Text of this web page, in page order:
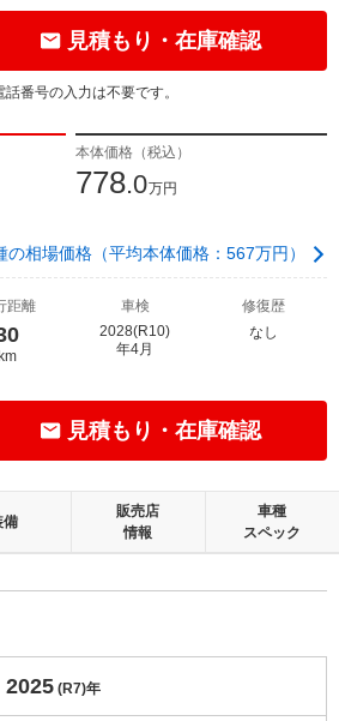
見積もり・在庫確認
番号の入力は不要です。
本体価格（税込）
778.0万円
の相場価格（平均本体価格：567万円）
距離
車検
2028(R10)
年4月
修復歴
なし
見積もり・在庫確認
備
販売店
情報
車種
スペック
2025 (R7)年